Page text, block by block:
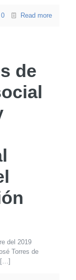
0 Read more
de
del 2019
Torres de
[…]